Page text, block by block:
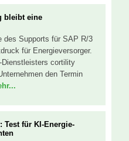
bleibt eine
des Supports für SAP R/3
für Energieversorger.
cortility
den Termin
Test für KI-Energie-